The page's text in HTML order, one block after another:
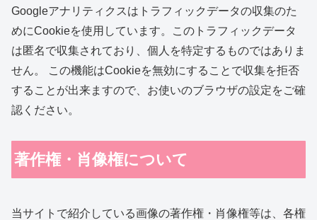
Googleアナリティクスはトラフィックデータの収集のた
めにCookieを使用しています。このトラフィックデータ
は匿名で収集されており、個人を特定するものではありま
せん。 この機能はCookieを無効にすることで収集を拒否
することが出来ますので、お使いのブラウザの設定をご確
認ください。
著作権・肖像権について
当サイトで紹介している画像の著作権・肖像権等は、各権